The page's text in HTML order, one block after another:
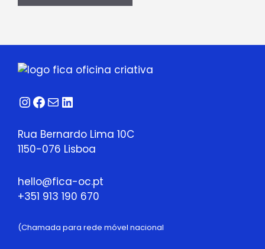
Instagram
Facebook
Correio
LinkedIn
Rua Bernardo Lima 10C
1150-076 Lisboa
hello@fica-oc.pt
+351 913 190 670
(Chamada para rede móvel nacional